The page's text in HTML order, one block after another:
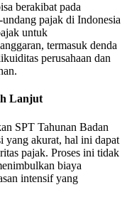
berakibat pada
pajak di Indonesia
untuk
termasuk denda
perusahaan dan
Lanjut
SPT Tahunan Badan
yang akurat, hal ini dapat
pajak. Proses ini tidak
biaya
intensif yang